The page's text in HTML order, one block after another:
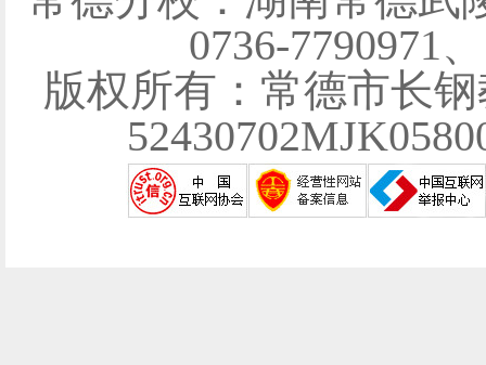
0736-7790971
版权所有：常德市长